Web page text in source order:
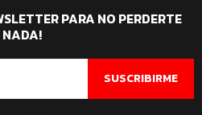
PARA NO PERDERTE
NADA!
SUSCRIBIRME